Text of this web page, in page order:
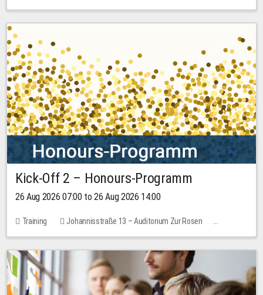
Kick-Off 2 – Honours-Programm
26 Aug 2026 07:00 to 26 Aug 2026 14:00
Training
Johannisstraße 13 – Auditorium Zur Rosen
No free places